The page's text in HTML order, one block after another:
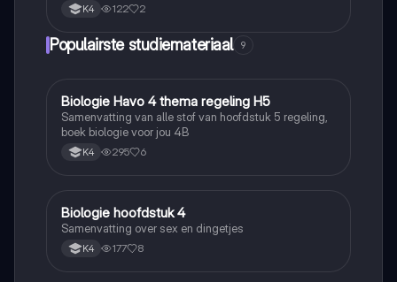
K4 122 2
Populairste studiemateriaal 9
Biologie
Biologie Havo 4 thema regeling H5
Samenvatting van alle stof van hoofdstuk 5 regeling,
boek biologie voor jou 4B
K4 295 6
Biologie
Biologie hoofdstuk 4
Samenvatting over sex en dingetjes
K4 177 8